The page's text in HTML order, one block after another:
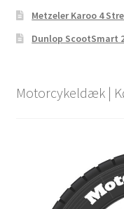
Metzeler Karoo 4
Dunlop ScootSmart
Motorcykeldæk |